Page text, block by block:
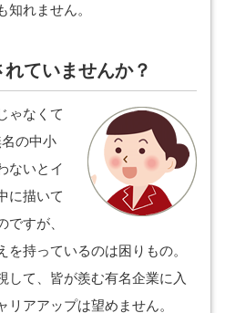
知れません。
ていませんか？
ゃなくて
の中小
ないとイ
に描いて
ですが、
持っているのは困りもの。
して、皆が羨む有名企業に入
アアップは望めません。